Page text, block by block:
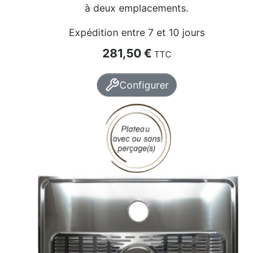
à deux emplacements.
Expédition entre 7 et 10 jours
Prix
281,50 € TTC
Configurer